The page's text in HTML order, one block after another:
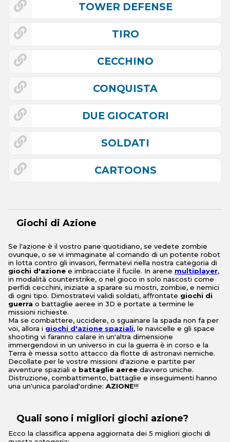
TOWER DEFENSE
TIRO
CECCHINO
CONQUISTA
DUE GIOCATORI
SOLDATI
CARTOONS
Giochi di Azione
Se l'azione è il vostro pane quotidiano, se vedete zombie
ovunque, o se vi immaginate al comando di un potente robot
in lotta contro gli invasori, fermatevi nella nostra categoria di
giochi d'azione e imbracciate il fucile. In arene multiplayer,
in modalità counterstrike, o nel gioco in solo nascosti come
perfidi cecchini, iniziate a sparare su mostri, zombie, e nemici
di ogni tipo. Dimostratevi validi soldati, affrontate giochi di
guerra o battaglie aeree in 3D e portate a termine le
missioni richieste.
Ma se combattere, uccidere, o sguainare la spada non fa per
voi, allora i giochi d'azione spaziali, le navicelle e gli space
shooting vi faranno calare in un'altra dimensione
immergendovi in un universo in cui la guerra è in corso e la
Terra è messa sotto attacco da flotte di astronavi nemiche.
Decollate per le vostre missioni d'azione e partite per
avventure spaziali e battaglie aeree davvero uniche.
Distruzione, combattimento, battaglie e inseguimenti hanno
una un'unica parolad'ordine: AZIONE!!!
Quali sono i migliori giochi azione?
Ecco la classifica appena aggiornata dei 5 migliori giochi di